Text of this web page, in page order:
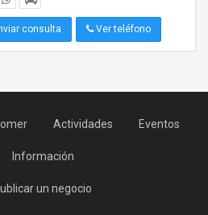
consulta Ver teléfono
Actividades Eventos
Información
un negocio